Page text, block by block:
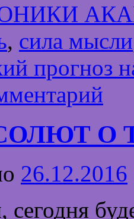
, сила мысли
прогноз
О
26.12.2016
сегодня